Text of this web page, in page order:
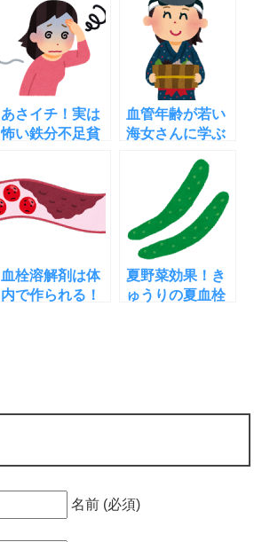
えられる心臓リ
ハビリ
症が危険な理由
と対策
あさイチ！実は
怖い鉄分不足貧
処法
血管年齢が若い
海女さんに学ぶ
は!みんなの家庭
血栓溶解剤は体
内で作られる！
夏野菜効果！き
ゅうりの夏血栓
名前 (必須)